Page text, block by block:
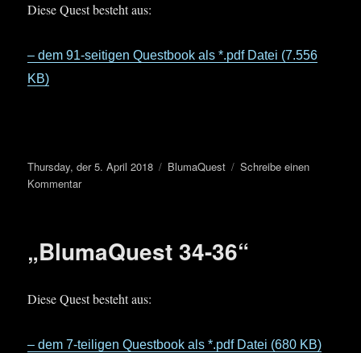
Diese Quest besteht aus:
– dem 91-seitigen Questbook als *.pdf Datei (7.556
KB)
Veröffentlicht
am
Thursday, der 5. April 2018 Kategorien
BlumaQuest
Schreibe einen
Kommentarzu
„BlumaQuest 34-36“
Diese Quest besteht aus:
– dem 7-teiligen Questbook als *.pdf Datei (680 KB)